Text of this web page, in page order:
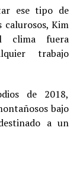
ese tipo de
calurosos, Kim
clima fuera
trabajo
de 2018,
bajo
a un